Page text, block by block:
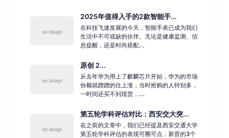
2025年值得入手的2款智能手...
在科技飞速发展的今天，智能手表已成为我们
生活中不可或缺的伙伴。无论是健康监测、信
息提醒，还是时尚搭配...
原创 2...
从去年华为用上了麒麟芯片开始，华为的市场
份额就蹭蹭的往上涨，当时抢购的人特别多，
一时间还买不到现货，...
第五轮学科评估对比：西安交大突...
在之前的文章中，我们已经提及西安交通大学
第五轮学科评估的表现可圈可点，新晋的3个